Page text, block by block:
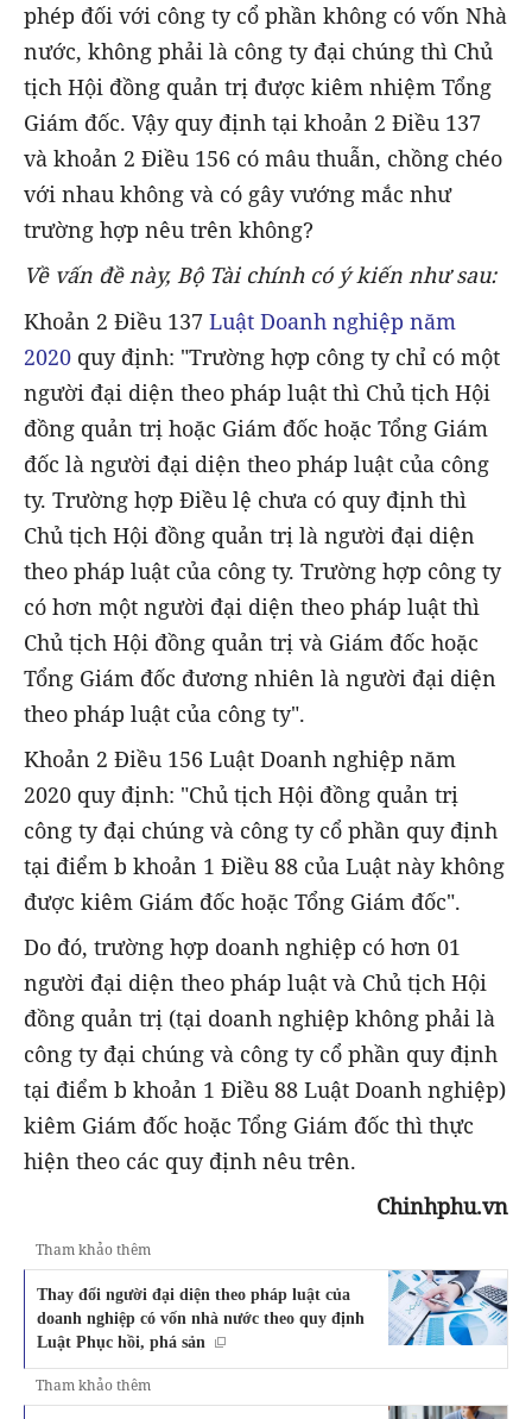
phép đối với công ty cổ phần không có vốn Nhà
nước, không phải là công ty đại chúng thì Chủ
tịch Hội đồng quản trị được kiêm nhiệm Tổng
Giám đốc. Vậy quy định tại khoản 2 Điều 137
và khoản 2 Điều 156 có mâu thuẫn, chồng chéo
với nhau không và có gây vướng mắc như
trường hợp nêu trên không?
Về vấn đề này, Bộ Tài chính có ý kiến như sau:
Khoản 2 Điều 137 Luật Doanh nghiệp năm
2020 quy định: "Trường hợp công ty chỉ có một
người đại diện theo pháp luật thì Chủ tịch Hội
đồng quản trị hoặc Giám đốc hoặc Tổng Giám
đốc là người đại diện theo pháp luật của công
ty. Trường hợp Điều lệ chưa có quy định thì
Chủ tịch Hội đồng quản trị là người đại diện
theo pháp luật của công ty. Trường hợp công ty
có hơn một người đại diện theo pháp luật thì
Chủ tịch Hội đồng quản trị và Giám đốc hoặc
Tổng Giám đốc đương nhiên là người đại diện
theo pháp luật của công ty".
Khoản 2 Điều 156 Luật Doanh nghiệp năm
2020 quy định: "Chủ tịch Hội đồng quản trị
công ty đại chúng và công ty cổ phần quy định
tại điểm b khoản 1 Điều 88 của Luật này không
được kiêm Giám đốc hoặc Tổng Giám đốc".
Do đó, trường hợp doanh nghiệp có hơn 01
người đại diện theo pháp luật và Chủ tịch Hội
đồng quản trị (tại doanh nghiệp không phải là
công ty đại chúng và công ty cổ phần quy định
tại điểm b khoản 1 Điều 88 Luật Doanh nghiệp)
kiêm Giám đốc hoặc Tổng Giám đốc thì thực
hiện theo các quy định nêu trên.
Chinhphu.vn
Tham khảo thêm
Thay đổi người đại diện theo pháp luật của
doanh nghiệp có vốn nhà nước theo quy định
Luật Phục hồi, phá sản
Tham khảo thêm